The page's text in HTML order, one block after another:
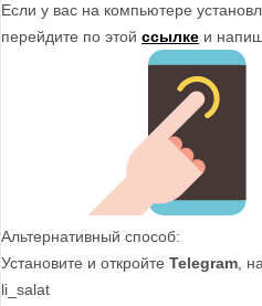
Если у вас на компьютере
перейдите по этойссылке и
Альтернативный способ:
Установите и откройтеTelegram ,
li_salat